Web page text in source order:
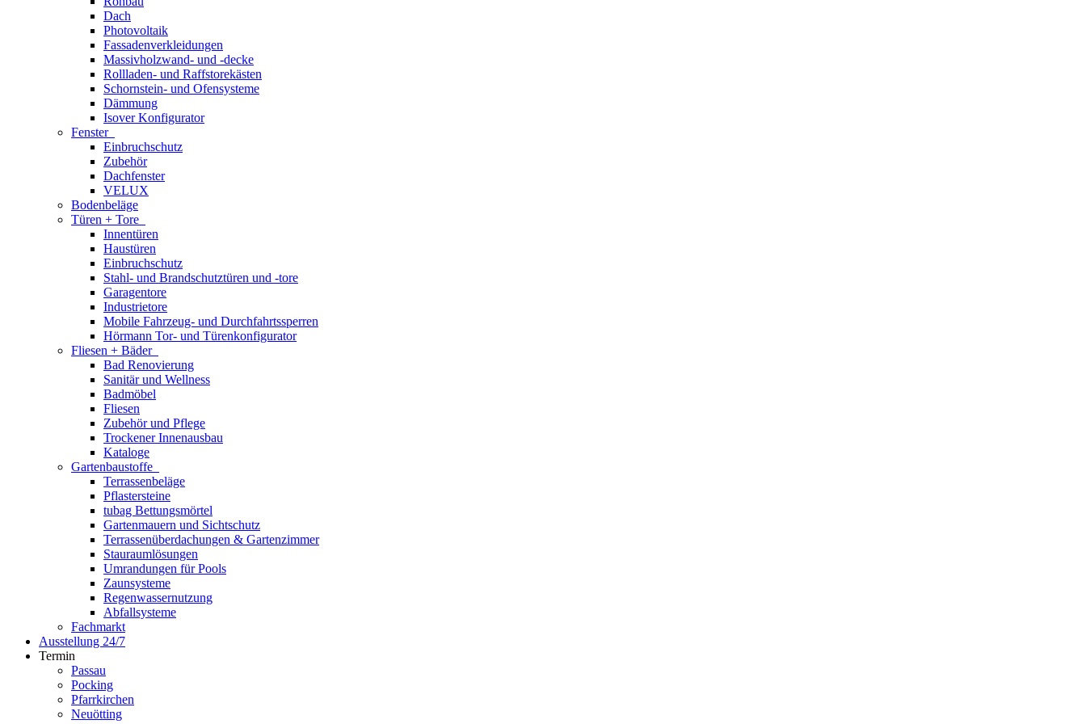
Dach
Photovoltaik
Fassadenverkleidungen
Massivholzwand- und -decke
Rollladen- und Raffstorekästen
Schornstein- und Ofensysteme
Dämmung
Isover Konfigurator
Fenster
Einbruchschutz
Zubehör
Dachfenster
VELUX
Bodenbeläge
Türen + Tore
Innentüren
Haustüren
Einbruchschutz
Stahl- und Brandschutztüren und -tore
Garagentore
Industrietore
Mobile Fahrzeug- und Durchfahrtssperren
Hörmann Tor- und Türenkonfigurator
Fliesen + Bäder
Bad Renovierung
Sanitär und Wellness
Badmöbel
Fliesen
Zubehör und Pflege
Trockener Innenausbau
Kataloge
Gartenbaustoffe
Terrassenbeläge
Pflastersteine
tubag Bettungsmörtel
Gartenmauern und Sichtschutz
Terrassenüberdachungen & Gartenzimmer
Stauraumlösungen
Umrandungen für Pools
Zaunsysteme
Regenwassernutzung
Abfallsysteme
Fachmarkt
Ausstellung 24/7
Termin
Passau
Pocking
Pfarrkirchen
Neuötting